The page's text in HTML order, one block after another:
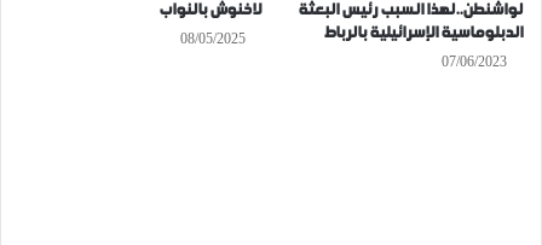
لواشنطن..لهذا السبب رئيس البعثة
الدبلوماسية الإسرائيلية بالرباط
07/06/2023
لاخنوش بالنواب
08/05/2025